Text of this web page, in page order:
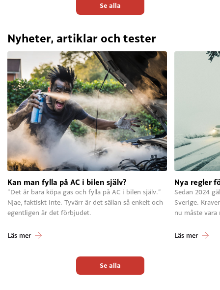
Se alla
Nyheter, artiklar och tester
Kan man fylla på AC i bilen själv?
”Det är bara köpa gas och fylla på AC i bilen själv.”
Njae, faktiskt inte. Tyvärr är det sällan så enkelt och
egentligen är det förbjudet.
Läs mer
Nya regler
Sedan 2024
Sverige.
nu måste vara
Läs mer
Se alla